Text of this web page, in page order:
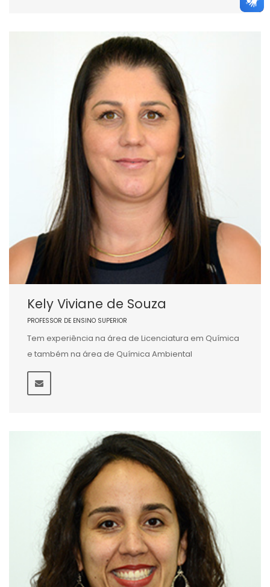
Kely Viviane de Souza
PROFESSOR DE ENSINO SUPERIOR
Tem experiência na área de Licenciatura em Química
e também na área de Química Ambiental